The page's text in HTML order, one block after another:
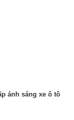
ánh sáng xe ô tô